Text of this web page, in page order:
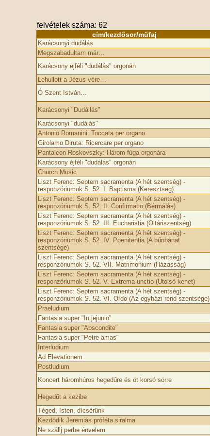
felvételek száma: 62
cím/kezdősor/műfaj
Karácsonyi dudálás
Megszabadultam már…
Karácsony éjféli "dudálás" orgonán
Lehullott a Jézus vére…
Ó Szent István…
Karácsonyi "Dudállás"
Karácsonyi "dudálás"
Antonio Romanini: Toccata per organo
Girolamo Diruta: Ricercare per organo
Pantaleon Roskovszky: Három fúga orgonára
Karácsony éjféli "dudálás" orgonán
Church Music
Liszt Ferenc: Septem sacramenta (A hét szentség) -
responzóriumok S. 52. I. Baptisma (Keresztség)
Liszt Ferenc: Septem sacramenta (A hét szentség) -
responzóriumok S. 52. II. Confirmatio (Bérmálás)
Liszt Ferenc: Septem sacramenta (A hét szentség) -
responzóriumok S. 52. III. Eucharistia (Oltáriszentség)
Liszt Ferenc: Septem sacramenta (A hét szentség) -
responzóriumok S. 52. IV. Poenitentia (A bűnbánat
szentsége)
Liszt Ferenc: Septem sacramenta (A hét szentség) -
responzóriumok S. 52. VII. Matrimonium (Házasság)
Liszt Ferenc: Septem sacramenta (A hét szentség) -
responzóriumok S. 52. V. Extrema unctio (Utolsó kenet)
Liszt Ferenc: Septem sacramenta (A hét szentség) -
responzóriumok S. 52. VI. Ordo (Az egyházi rend szentsége)
Praeludium
Fantasia super "In jejunio"
Fantasia super "Abscondite"
Fantasia super "Petre amas"
Interludium
Ad Elevationem
Postludium
Koncert háromhúros hegedűre és öt korsó sörre
Hegedűt a kezibe
Téged, Isten, dícsérünk
Kezdődik Jeremiás próféta siralma
Ne szállj perbe énvelem